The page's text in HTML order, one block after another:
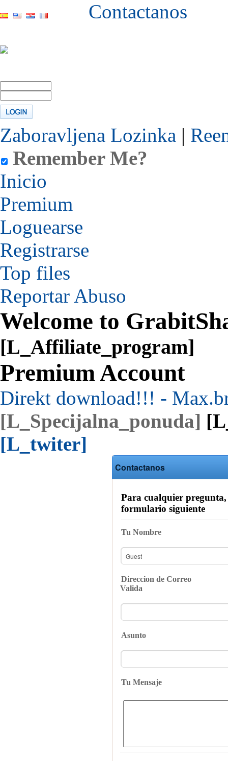
Contactanos
Zaboravljena Lozinka |
Remember Me?
Inicio
Premium
Loguearse
Registrarse
Top files
Reportar Abuso
Welcome to
[L_Affiliate_program]
Premium Account
Direkt download!!! -
[L_Specijalna_ponuda]
[L_twiter]
Contactanos
Para cualquier pregunta,
formulario siguiente
Tu Nombre
Direccion de Correo
Valida
Asunto
Tu Mensaje